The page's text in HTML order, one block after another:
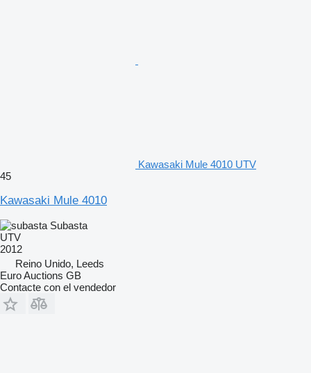
Kawasaki Mule 4010 UTV
45
Kawasaki Mule 4010
Subasta
UTV
2012
Reino Unido, Leeds
Euro Auctions GB
Contacte con el vendedor